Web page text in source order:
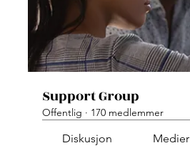
Support Group
Offentlig · 170 medlemmer
Diskusjon Medier